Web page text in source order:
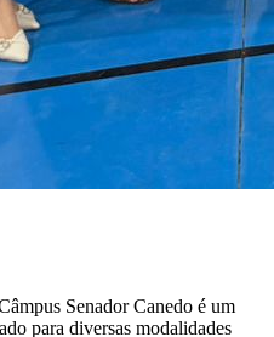
Senador Canedo é um
para diversas modalidades